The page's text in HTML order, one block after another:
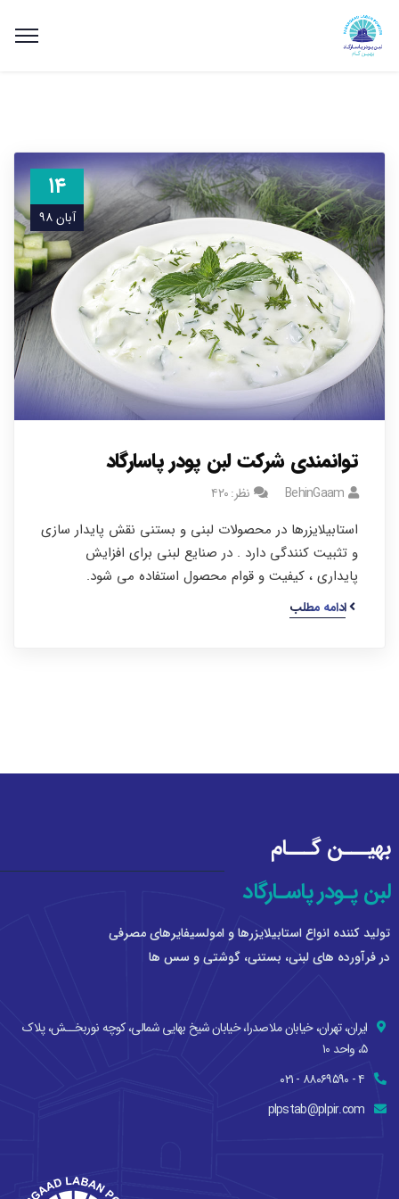
۱۴
آبان ۹۸
توانمندی شرکت لبن پودر پاسارگاد
BehinGaam نظر: ۴۲۰
استابیلایزرها در محصولات لبنی و بستنی نقش پایدار سازی
و تثبیت کنندگی دارد . در صنایع لبنی برای افزایش
پایداری ، کیفیت و قوام محصول استفاده می شود.
ادامه مطلب
بهيـــن گـــام
لبن پـودر پاسـارگاد
توليد كننده انواع استابيلايزرها و امولسيفايرهای مصرفی
در فرآورده های لبنی، بستنی، گوشتی و سس ها
ایران، تهران، خيابان ملاصدرا، خيابان شيخ بهايی شمالی، کوچه نوربخــش، پلاك
۵، واحد ۱۰
۴ - ۸۸۰۶۹۵۹۰ - ۰۲۱
plpstab@plpir.com